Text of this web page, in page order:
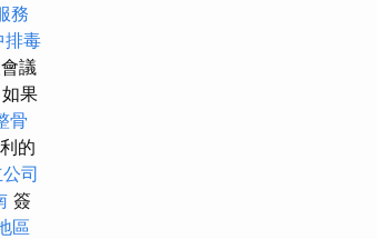
務
排毒
議
果
骨
的
司
簽
區